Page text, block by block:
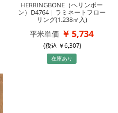
HERRINGBONE（ヘリンボー
ン）D4764｜ラミネートフロー
リング(1.238㎡入)
平米単価 5,734
(税込 6,307)
在庫あり